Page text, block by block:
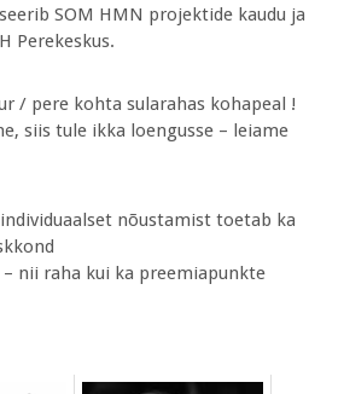
SOM HMN projektide kaudu ja
Perekeskus.
/ pere kohta sularahas kohapeal !
siis tule ikka loengusse – leiame
nõustamist toetab ka
– nii raha kui ka preemiapunkte